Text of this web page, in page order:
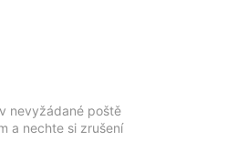
nevyžádané poště
a nechte si zrušení